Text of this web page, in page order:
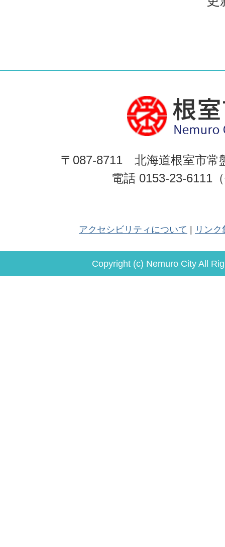
〒087-8711 北海道根室市常
電話 0153-23-6111
アクセシビリティについて リンク
Copyright (c) Nemuro City All